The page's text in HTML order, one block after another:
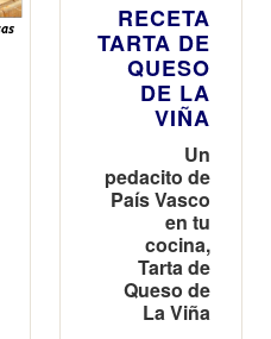
RECETA
TARTA DE
QUESO
DE LA
VIÑA
Un
pedacito de
País Vasco
en tu
cocina,
Tarta de
Queso de
La Viña